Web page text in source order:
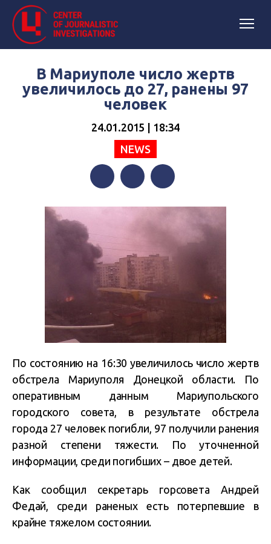
В Мариуполе число жертв
увеличилось до 27, ранены 97
человек
24.01.2015 | 18:34
NEWS
По состоянию на 16:30 увеличилось число жертв
обстрела Мариуполя Донецкой области. По
оперативным данным Мариупольского
городского совета, в результате обстрела
города 27 человек погибли, 97 получили ранения
разной степени тяжести. По уточненной
информации, среди погибших – двое детей.
Как сообщил секретарь горсовета Андрей
Федай, среди раненых есть потерпевшие в
крайне тяжелом состоянии.